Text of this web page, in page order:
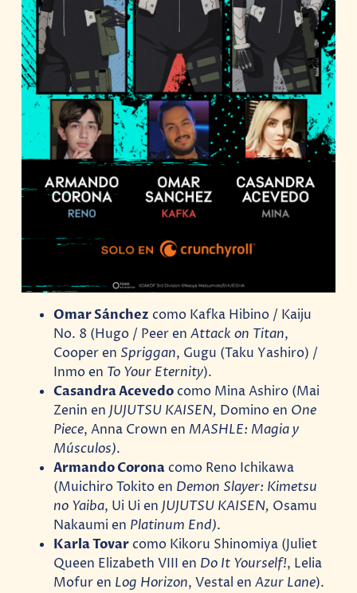
Omar Sánchezcomo Kafka Hibino / Kaiju
No. 8 (Hugo / Peer enAttack on Titan,
Cooper en Spriggan, Gugu (Taku Yashiro) /
Inmo en To Your Eternity).
Casandra Acevedocomo Mina Ashiro (Mai
Zenin en JUJUTSU KAISEN, Domino en One
Piece, Anna Crown en MASHLE: Magia y
Músculos).
Armando Coronacomo Reno Ichikawa
(Muichiro Tokito en Demon Slayer: Kimetsu
no Yaiba, Ui Ui en JUJUTSU KAISEN, Osamu
Nakaumi en Platinum End).
Karla Tovarcomo Kikoru Shinomiya (Juliet
Queen Elizabeth VIII en Do It Yourself!, Lelia
Mofur en Log Horizon, Vestal en Azur Lane).